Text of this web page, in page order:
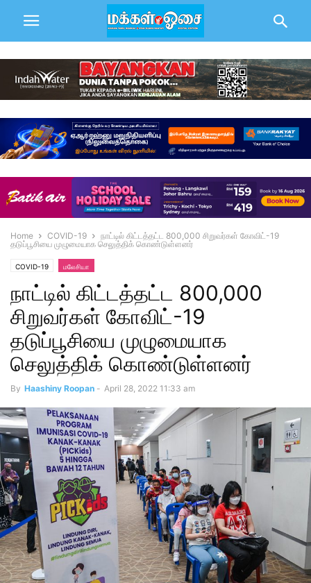
Home COVID-19
நாட்டில் கிட்டத்தட்ட 800,000 சிறுவர்கள் கோவிட்-19
தடுப்பூசியை முழுமையாக செலுத்திக் கொண்டுள்ளனர்
COVID-19 மலேசியா
நாட்டில் கிட்டத்தட்ட 800,000
சிறுவர்கள் கோவிட்-19
தடுப்பூசியை முழுமையாக
செலுத்திக் கொண்டுள்ளனர்
By Haashiny Roopan - April 28, 2022 11:33 am